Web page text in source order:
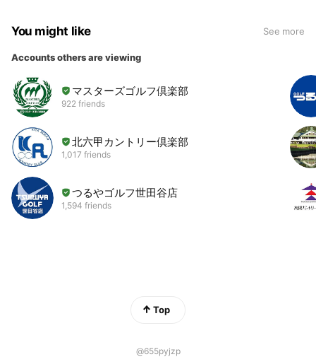
You might like See more
Accounts others are viewing
マスターズゴルフ倶楽部
922 friends
北六甲カントリー倶楽部
1,017 friends
つるやゴルフ世田谷店
1,594 friends
Top
@655pyjzp